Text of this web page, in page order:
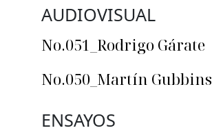
AUDIOVISUAL
No.051_Rodrigo Gárate
No.050_Martín Gubbins
ENSAYOS